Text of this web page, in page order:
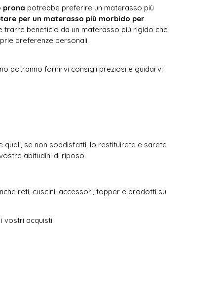
prona potrebbe preferire un materasso più
per un materasso più morbido per
beneficio da un materasso più rigido che
preferenze personali.
potranno fornirvi consigli preziosi e guidarvi
quali, se non soddisfatti, lo restituirete e sarete
abitudini di riposo.
reti, cuscini, accessori, topper e prodotti su
vostri acquisti.